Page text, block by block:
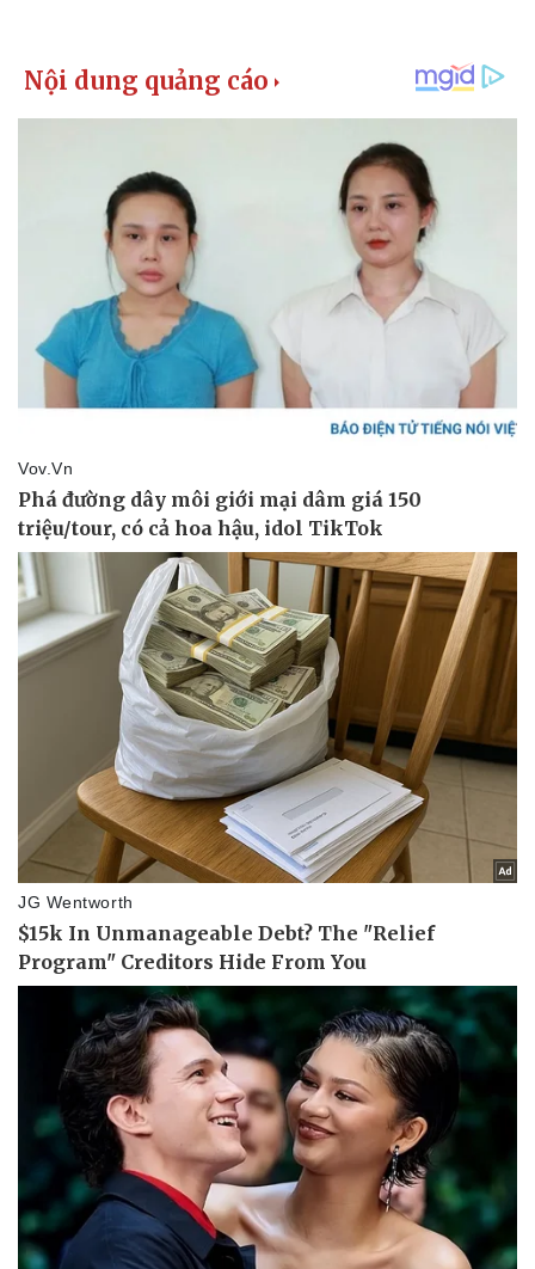
Pháp luật
Vụ án
Tin nóng
Tư vấn luật
Quân sự - Quốc phòng
Vũ khí
Việt Nam
Phân tích